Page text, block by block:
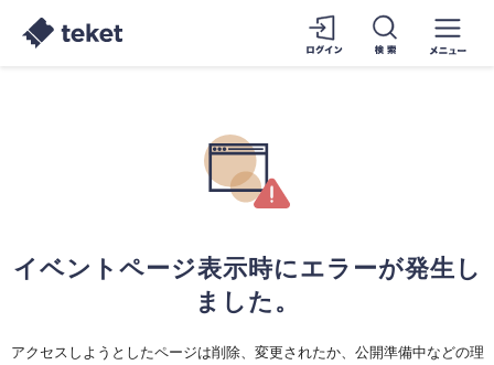
イベントページ表示時にエラーが発生し
ました。
アクセスしようとしたページは削除、変更されたか、公開準備中などの理